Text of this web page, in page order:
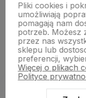
O nas
Pliki cookies i
umożliwiają
pomagają nam
potrzeb. Możesz
przez nas
sklepu lub
preferencji,
Więcej o plikach
Polityce